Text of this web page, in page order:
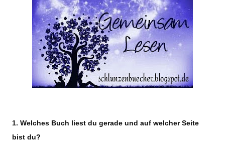
1. Welches Buch liest du gerade und auf welcher Seite
bist du?